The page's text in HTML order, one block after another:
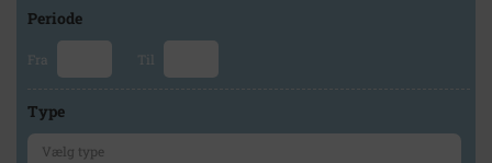
Periode
Fra Til
Type